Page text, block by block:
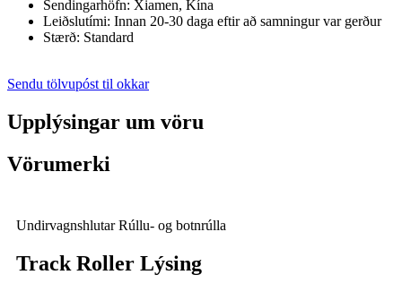
Sendingarhöfn: Xiamen, Kína
Leiðslutími: Innan 20-30 daga eftir að samningur var gerður
Stærð: Standard
Sendu tölvupóst til okkar
Upplýsingar um vöru
Vörumerki
Undirvagnshlutar Rúllu- og botnrúlla
Track Roller Lýsing